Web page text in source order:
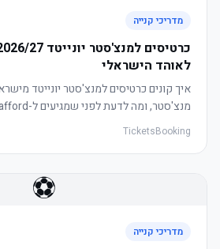
מדריכי קנייה
לאוהד הישראלי
איך קונים כרטיסים למנצ'סטר יונייטד
מנצ'סטר, ומה לדעת לפני שמגיעים ל-Old Trafford.
TicketsBooking
⚽
מדריכי קנייה